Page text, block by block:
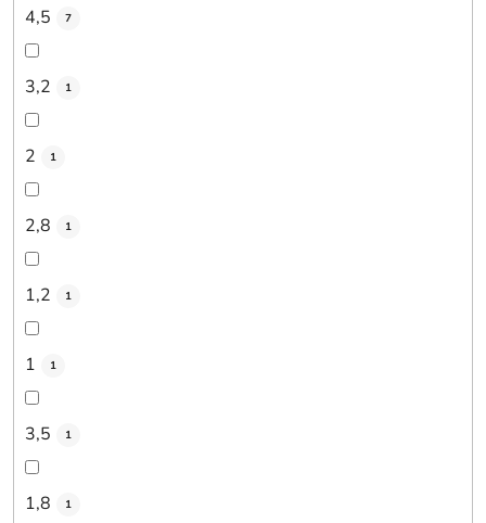
4,5 7
3,2 1
2 1
2,8 1
1,2 1
1 1
3,5 1
1,8 1